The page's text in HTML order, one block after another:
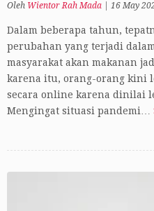
Oleh Wientor Rah Mada 16 May
Dalam beberapa tahun,
perubahan yang terjadi
masyarakat akan makanan
karena itu, orang-orang kini
secara online karena dinilai
Mengingat situasi pandemi…